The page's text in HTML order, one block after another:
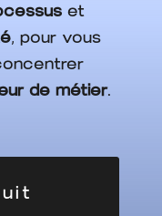
et
, pour vous
de métier.